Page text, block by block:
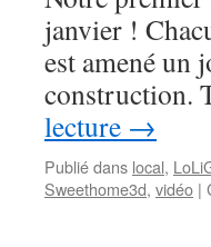
janvier !
est amené un
construction.
lecture →
Publié dans local,
Sweethome3d, vidéo |